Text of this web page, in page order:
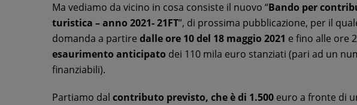
Ma vediamo da vicino in cosa consiste il nuovo “Bando per
turistica – anno 2021- 21FT”, di prossima pubblicazione, per il
domanda a partire dalle ore 10 del 18 maggio 2021 e fino alle ore
esaurimento anticipato dei 110 mila euro stanziati (pari ad un
finanziabili).
Partiamo dal contributo previsto, che è di 1.500 euro a fronte di